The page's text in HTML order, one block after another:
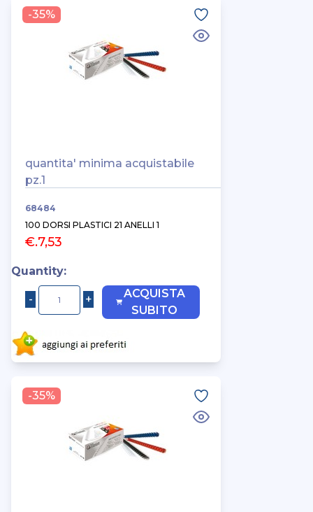
quantita' minima acquistabile
pz.1
68484
100 DORSI PLASTICI 21 ANELLI 1
€.7,53
Quantity:
ACQUISTA
SUBITO
-35%
-35%